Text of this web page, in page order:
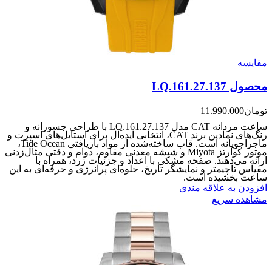
مقایسه
محصول LQ.161.27.137
تومان11.990.000
ساعت مردانه CAT مدل LQ.161.27.137 با طراحی جسورانه و
رنگ‌های نمادین برند CAT، انتخابی ایده‌آل برای استایل‌های اسپرت و
ماجراجویانه است. قاب ساخته‌شده از مواد بازیافتی Tide Ocean،
موتور کوارتز Miyota و شیشه معدنی مقاوم، دوام و دقتی مثال‌زدنی
ارائه می‌دهند. صفحه مشکی با اعداد و جزئیات زرد، همراه با
مقیاس تاچیمتر و نمایشگر تاریخ، جلوه‌ای پرانرژی و حرفه‌ای به این
ساعت بخشیده است.
افزودن به علاقه مندی
مشاهده سریع